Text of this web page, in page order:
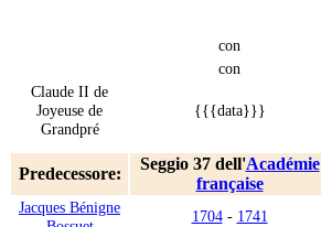
con
con
Claude II de
Joyeuse de
Grandpré
{{{data}}}
Predecessore:
Seggio 37 dell'Académie
française
Jacques Bénigne
1704- 1741